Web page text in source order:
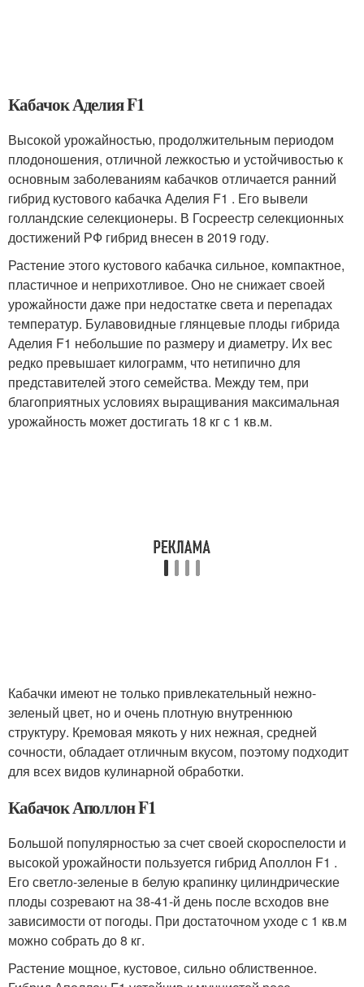
Кабачок Аделия F1
Высокой урожайностью, продолжительным периодом
плодоношения, отличной лежкостью и устойчивостью к
основным заболеваниям кабачков отличается ранний
гибрид кустового кабачка Аделия F1 . Его вывели
голландские селекционеры. В Госреестр селекционных
достижений РФ гибрид внесен в 2019 году.
Растение этого кустового кабачка сильное, компактное,
пластичное и неприхотливое. Оно не снижает своей
урожайности даже при недостатке света и перепадах
температур. Булавовидные глянцевые плоды гибрида
Аделия F1 небольшие по размеру и диаметру. Их вес
редко превышает килограмм, что нетипично для
представителей этого семейства. Между тем, при
благоприятных условиях выращивания максимальная
урожайность может достигать 18 кг с 1 кв.м.
Кабачки имеют не только привлекательный нежно-
зеленый цвет, но и очень плотную внутреннюю
структуру. Кремовая мякоть у них нежная, средней
сочности, обладает отличным вкусом, поэтому подходит
для всех видов кулинарной обработки.
Кабачок Аполлон F1
Большой популярностью за счет своей скороспелости и
высокой урожайности пользуется гибрид Аполлон F1 .
Его светло-зеленые в белую крапинку цилиндрические
плоды созревают на 38-41-й день после всходов вне
зависимости от погоды. При достаточном уходе с 1 кв.м
можно собрать до 8 кг.
Растение мощное, кустовое, сильно облиственное.